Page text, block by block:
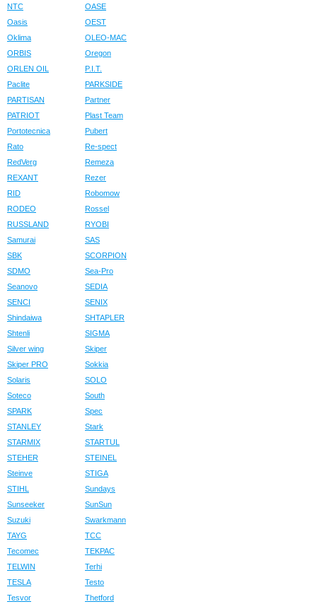
NTC
OASE
Oasis
OEST
Oklima
OLEO-MAC
ORBIS
Oregon
ORLEN OIL
P.I.T.
Paclite
PARKSIDE
PARTISAN
Partner
PATRIOT
Plast Team
Portotecnica
Pubert
Rato
Re-spect
RedVerg
Remeza
REXANT
Rezer
RID
Robomow
RODEO
Rossel
RUSSLAND
RYOBI
Samurai
SAS
SBK
SCORPION
SDMO
Sea-Pro
Seanovo
SEDIA
SENCI
SENIX
Shindaiwa
SHTAPLER
Shtenli
SIGMA
Silver wing
Skiper
Skiper PRO
Sokkia
Solaris
SOLO
Soteco
South
SPARK
Spec
STANLEY
Stark
STARMIX
STARTUL
STEHER
STEINEL
Steinve
STIGA
STIHL
Sundays
Sunseeker
SunSun
Suzuki
Swarkmann
TAYG
TCC
Tecomec
TEKPAC
TELWIN
Terhi
TESLA
Testo
Tesvor
Thetford